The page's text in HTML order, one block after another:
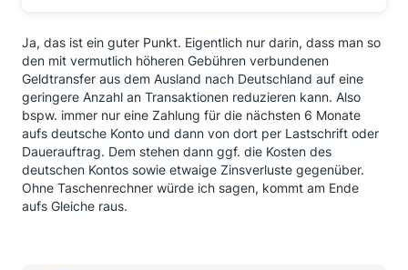
Ja, das ist ein guter Punkt. Eigentlich nur darin, dass man so
den mit vermutlich höheren Gebühren verbundenen
Geldtransfer aus dem Ausland nach Deutschland auf eine
geringere Anzahl an Transaktionen reduzieren kann. Also
bspw. immer nur eine Zahlung für die nächsten 6 Monate
aufs deutsche Konto und dann von dort per Lastschrift oder
Dauerauftrag. Dem stehen dann ggf. die Kosten des
deutschen Kontos sowie etwaige Zinsverluste gegenüber.
Ohne Taschenrechner würde ich sagen, kommt am Ende
aufs Gleiche raus.